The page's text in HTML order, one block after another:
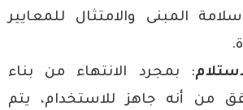
المبنى والامتثال للمعايير
: بمجرد الانتهاء من بناء
من أنه جاهز للاستخدام، يتم